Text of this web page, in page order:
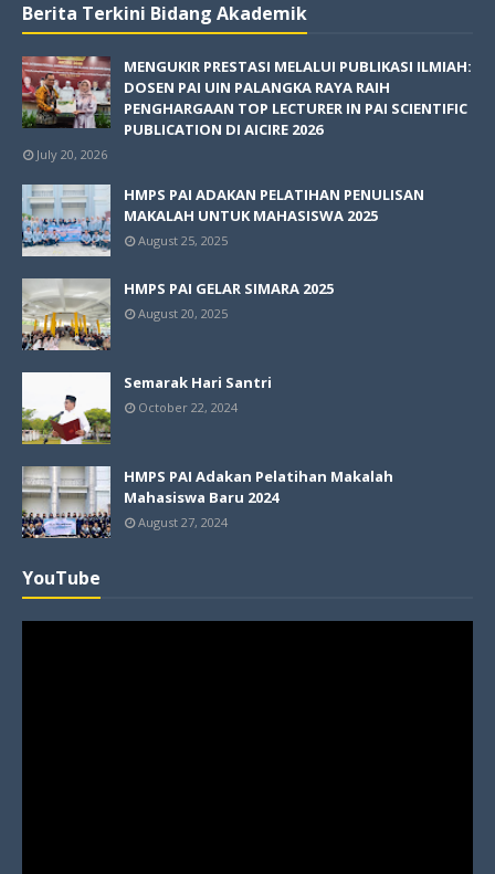
Berita Terkini Bidang Akademik
MENGUKIR PRESTASI MELALUI PUBLIKASI ILMIAH:
DOSEN PAI UIN PALANGKA RAYA RAIH
PENGHARGAAN TOP LECTURER IN PAI SCIENTIFIC
PUBLICATION DI AICIRE 2026
July 20, 2026
HMPS PAI ADAKAN PELATIHAN PENULISAN
MAKALAH UNTUK MAHASISWA 2025
August 25, 2025
HMPS PAI GELAR SIMARA 2025
August 20, 2025
Semarak Hari Santri
October 22, 2024
HMPS PAI Adakan Pelatihan Makalah
Mahasiswa Baru 2024
August 27, 2024
YouTube